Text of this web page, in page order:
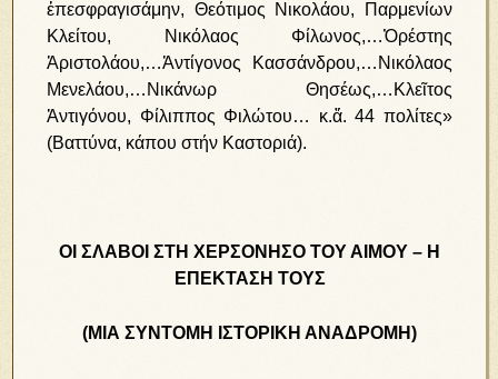
ἐπεσφραγισάμην, Θεότιμος Νικολάου, Παρμενίων
Κλείτου, Νικόλαος Φίλωνος,…Ὀρέστης
Ἀριστολάου,…Ἀντίγονος Κασσάνδρου,…Νικόλαος
Μενελάου,…Νικάνωρ Θησέως,…Κλεῖτος
Ἀντιγόνου, Φίλιππος Φιλώτου… κ.ἄ. 44 πολίτες»
(Βαττύνα, κάπου στήν Καστοριά).
ΟΙ ΣΛΑΒΟΙ ΣΤΗ ΧΕΡΣΟΝΗΣΟ ΤΟΥ ΑΙΜΟΥ – Η
ΕΠΕΚΤΑΣΗ ΤΟΥΣ
(ΜΙΑ ΣΥΝΤΟΜΗ ΙΣΤΟΡΙΚΗ ΑΝΑΔΡΟΜΗ)